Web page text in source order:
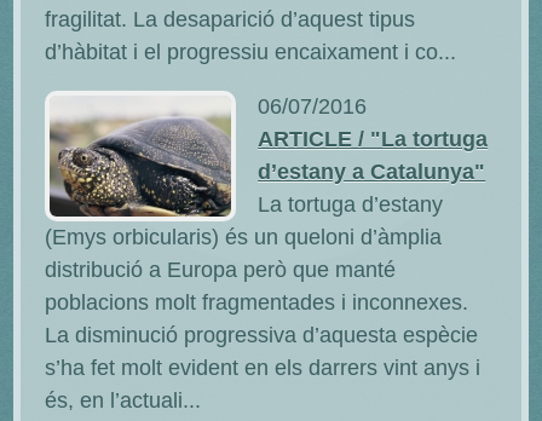
fragilitat. La desaparició d’aquest tipus
d’hàbitat i el progressiu encaixament i co...
06/07/2016
ARTICLE / "La tortuga
d’estany a Catalunya"
La tortuga d’estany
(Emys orbicularis) és un queloni d’àmplia
distribució a Europa però que manté
poblacions molt fragmentades i inconnexes.
La disminució progressiva d’aquesta espècie
s’ha fet molt evident en els darrers vint anys i
és, en l’actuali...